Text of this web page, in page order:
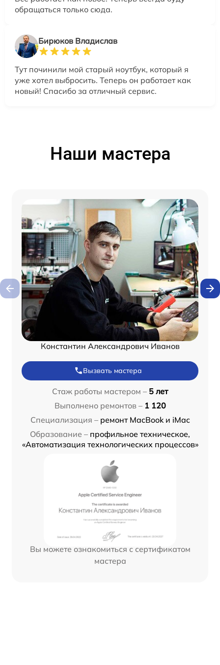
обращаться только сюда.
Бирюков Владислав
Тут починили мой старый ноутбук, который я
уже хотел выбросить. Теперь он работает как
новый! Спасибо за отличный сервис.
Наши мастера
Константин Александрович Иванов
Вызвать мастера
Стаж работы мастером – 5 лет
Выполнено ремонтов – 1 120
Специализация – ремонт MacBook и iMac
Образование – профильное техническое,
«Автоматизация технологических процессов»
Вы можете ознакомиться с сертификатом
мастера